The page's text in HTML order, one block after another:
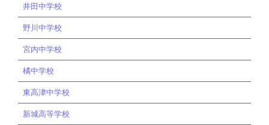
井田中学校
野川中学校
宮内中学校
橘中学校
東高津中学校
新城高等学校